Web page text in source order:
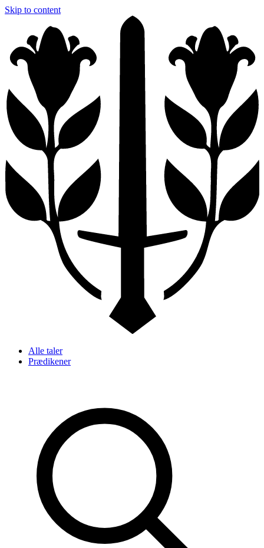
Skip to content
Alle taler
Prædikener